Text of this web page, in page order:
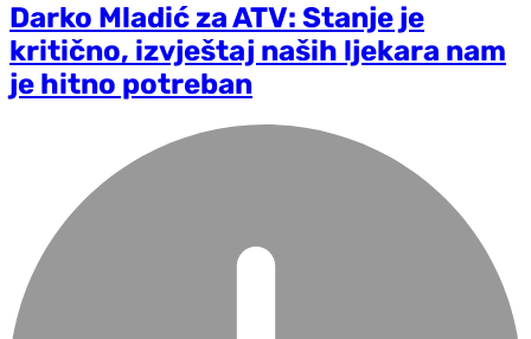
Darko Mladić za ATV: Stanje je
kritično, izvještaj naših ljekara nam
je hitno potreban